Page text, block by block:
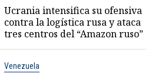
Ucrania intensifica su ofensiva
contra la logística rusa y ataca
tres centros del “Amazon ruso”
Venezuela